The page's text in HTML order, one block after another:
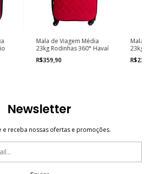
Mala de Viagem Média
23kg Rodinhas 360° Havaí
R$359,90
Mala
23kg
Newsletter
e receba nossas ofertas e promoções.